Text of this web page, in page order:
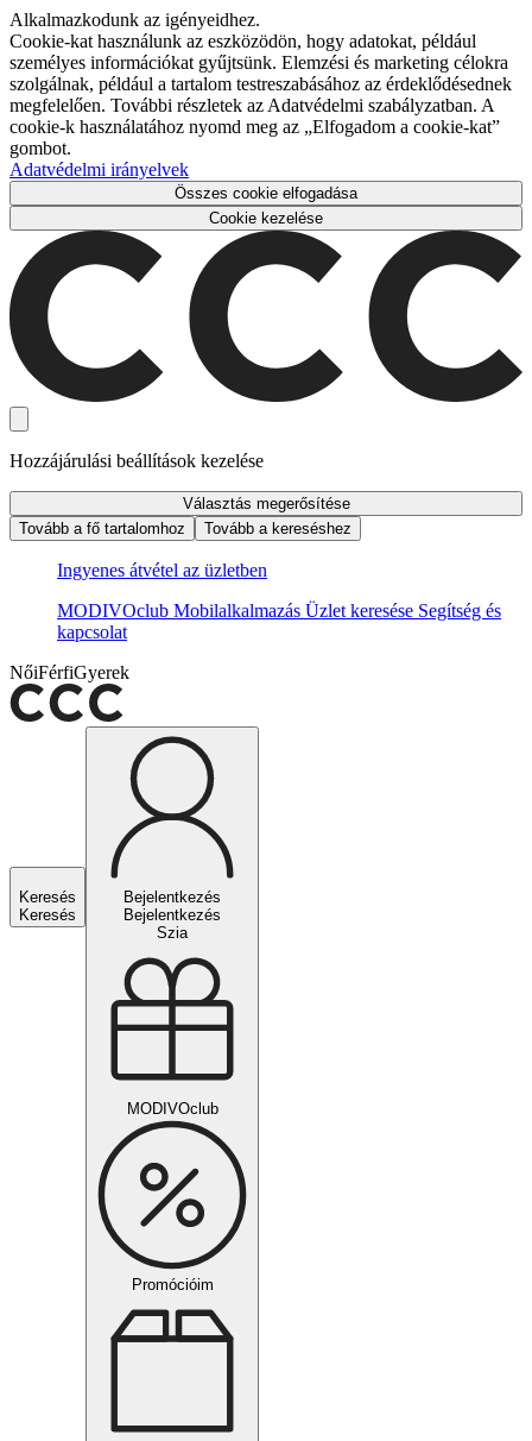
Alkalmazkodunk az igényeidhez.
Cookie-kat használunk az eszközödön, hogy adatokat, például
személyes információkat gyűjtsünk. Elemzési és marketing célokra
szolgálnak, például a tartalom testreszabásához az érdeklődésednek
megfelelően. További részletek az Adatvédelmi szabályzatban. A
cookie-k használatához nyomd meg az „Elfogadom a cookie-kat”
gombot.
Adatvédelmi irányelvek
Összes cookie elfogadása
Cookie kezelése
Hozzájárulási beállítások kezelése
Választás megerősítése
Tovább a fő tartalomhoz
Tovább a kereséshez
Ingyenes átvétel az üzletben
MODIVOclub Mobilalkalmazás Üzlet keresése Segítség és
kapcsolat
NőiFérfiGyerek
Keresés
Keresés
Bejelentkezés
Bejelentkezés
Szia
MODIVOclub
Promócióim